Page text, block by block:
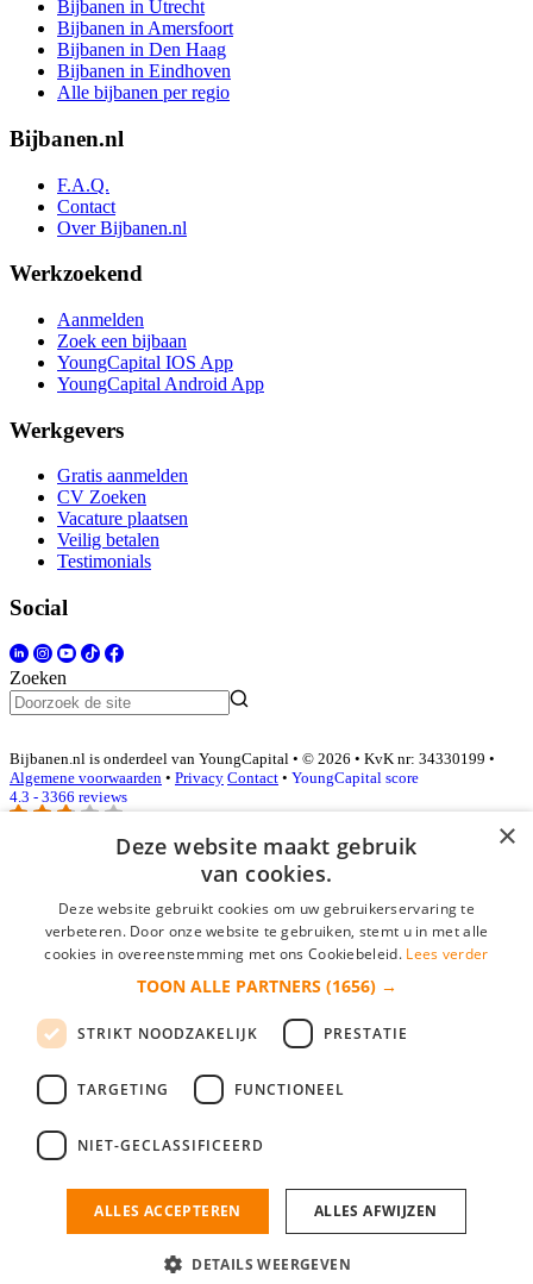
Bijbanen in Utrecht
Bijbanen in Amersfoort
Bijbanen in Den Haag
Bijbanen in Eindhoven
Alle bijbanen per regio
Bijbanen.nl
F.A.Q.
Contact
Over Bijbanen.nl
Werkzoekend
Aanmelden
Zoek een bijbaan
YoungCapital IOS App
YoungCapital Android App
Werkgevers
Gratis aanmelden
CV Zoeken
Vacature plaatsen
Veilig betalen
Testimonials
Social
Zoeken
Bijbanen.nl is onderdeel van YoungCapital • © 2026 • KvK nr: 34330199 •
Algemene voorwaarden • Privacy Contact • YoungCapital score
4.3 - 3366 reviews
E-mail*
login gegevens onthouden
login
Bedrijf aanmelden
nieuwe collega/werknemer zo gevonden!
×
Deze website maakt gebruik
van cookies.
Deze website gebruikt cookies om uw gebruikerservaring te
verbeteren. Door onze website te gebruiken, stemt u in met alle
cookies in overeenstemming met ons Cookiebeleid. Lees verder
TOON ALLE PARTNERS (1656) →
STRIKT NOODZAKELIJK PRESTATIE
TARGETING FUNCTIONEEL
NIET-GECLASSIFICEERD
ALLES ACCEPTEREN ALLES AFWIJZEN
DETAILS WEERGEVEN